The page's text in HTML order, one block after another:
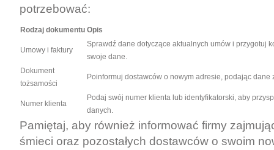
potrzebować:
Rodzaj dokumentu Opis
Umowy i faktury
Sprawdź dane dotyczące aktualnych umów i przygotuj
swoje dane.
Dokument
tożsamości
Poinformuj dostawców o nowym adresie, podając dane
Numer klienta
Podaj swój numer klienta lub identyfikatorski, aby
danych.
Pamiętaj, aby również informować firmy
śmieci oraz pozostałych dostawców o swoim